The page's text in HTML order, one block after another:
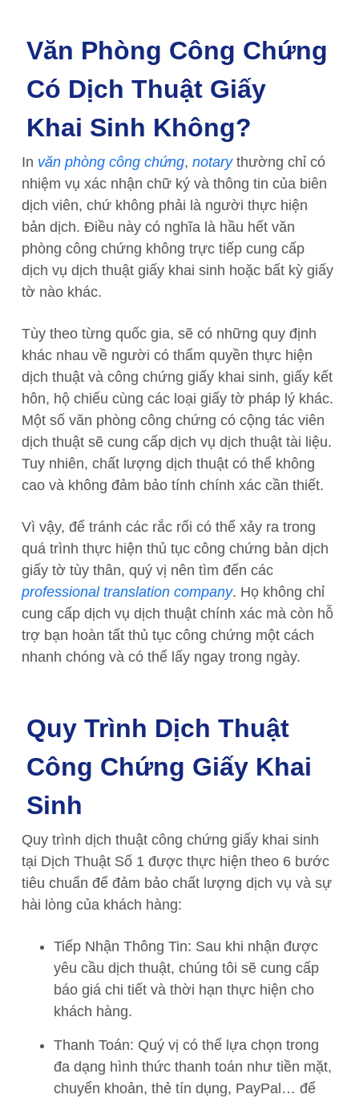
Văn Phòng Công Chứng
Có Dịch Thuật Giấy
Khai Sinh Không?
In văn phòng công chứng, notarythường chỉ có
nhiệm vụ xác nhận chữ ký và thông tin của biên
dịch viên, chứ không phải là người thực hiện
bản dịch. Điều này có nghĩa là hầu hết văn
phòng công chứng không trực tiếp cung cấp
dịch vụ dịch thuật giấy khai sinh hoặc bất kỳ giấy
tờ nào khác.
Tùy theo từng quốc gia, sẽ có những quy định
khác nhau về người có thẩm quyền thực hiện
dịch thuật và công chứng giấy khai sinh, giấy kết
hôn, hộ chiếu cùng các loại giấy tờ pháp lý khác.
Một số văn phòng công chứng có cộng tác viên
dịch thuật sẽ cung cấp dịch vụ dịch thuật tài liệu.
Tuy nhiên, chất lượng dịch thuật có thể không
cao và không đảm bảo tính chính xác cần thiết.
Vì vậy, để tránh các rắc rối có thể xảy ra trong
quá trình thực hiện thủ tục công chứng bản dịch
giấy tờ tùy thân, quý vị nên tìm đến các
professional translation company. Họ không chỉ
cung cấp dịch vụ dịch thuật chính xác mà còn hỗ
trợ bạn hoàn tất thủ tục công chứng một cách
nhanh chóng và có thể lấy ngay trong ngày.
Quy Trình Dịch Thuật
Công Chứng Giấy Khai
Sinh
Quy trình dịch thuật công chứng giấy khai sinh
tại Dịch Thuật Số 1 được thực hiện theo 6 bước
tiêu chuẩn để đảm bảo chất lượng dịch vụ và sự
hài lòng của khách hàng:
Tiếp Nhận Thông Tin: Sau khi nhận được
yêu cầu dịch thuật, chúng tôi sẽ cung cấp
báo giá chi tiết và thời hạn thực hiện cho
khách hàng.
Thanh Toán: Quý vị có thể lựa chọn trong
đa dạng hình thức thanh toán như tiền mặt,
chuyển khoản, thẻ tín dụng, PayPal… để